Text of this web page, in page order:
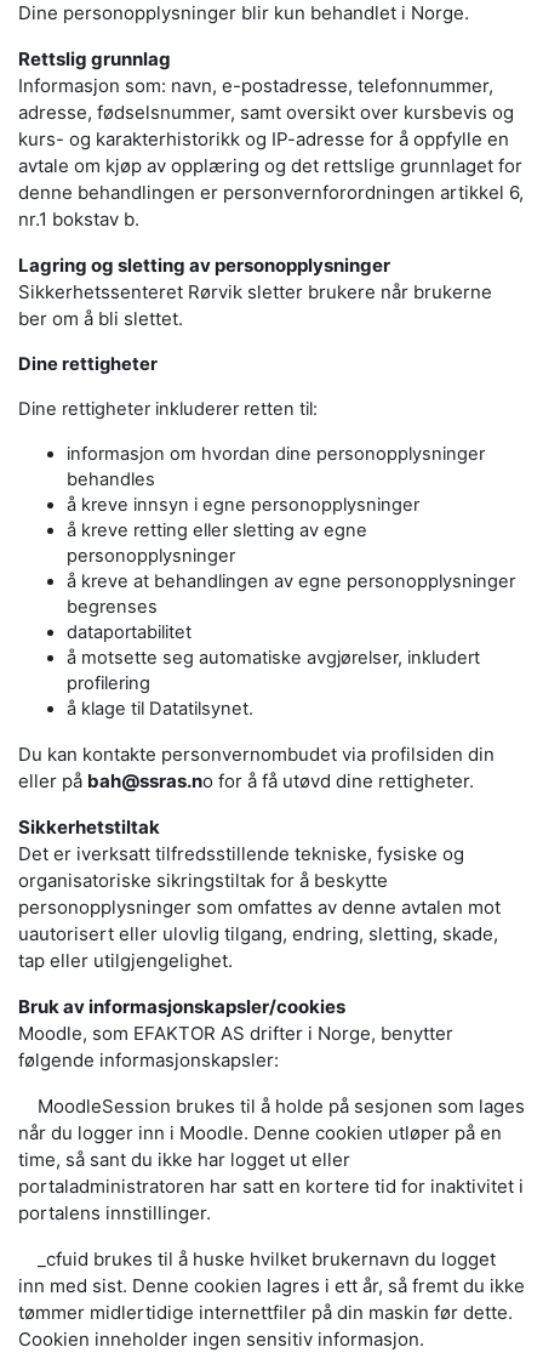
Dine personopplysninger blir kun behandlet i Norge.
Rettslig grunnlag
Informasjon som: navn, e-postadresse, telefonnummer,
adresse, fødselsnummer, samt oversikt over kursbevis og
kurs- og karakterhistorikk og IP-adresse for å oppfylle en
avtale om kjøp av opplæring og det rettslige grunnlaget for
denne behandlingen er personvernforordningen artikkel 6,
nr.1 bokstav b.
Lagring og sletting av personopplysninger
Sikkerhetssenteret Rørvik sletter brukere når brukerne
ber om å bli slettet.
Dine rettigheter
Dine rettigheter inkluderer retten til:
informasjon om hvordan dine personopplysninger
behandles
å kreve innsyn i egne personopplysninger
å kreve retting eller sletting av egne
personopplysninger
å kreve at behandlingen av egne personopplysninger
begrenses
dataportabilitet
å motsette seg automatiske avgjørelser, inkludert
profilering
å klage til Datatilsynet.
Du kan kontakte personvernombudet via profilsiden din
eller på bah@ssras.no for å få utøvd dine rettigheter.
Sikkerhetstiltak
Det er iverksatt tilfredsstillende tekniske, fysiske og
organisatoriske sikringstiltak for å beskytte
personopplysninger som omfattes av denne avtalen mot
uautorisert eller ulovlig tilgang, endring, sletting, skade,
tap eller utilgjengelighet.
Bruk av informasjonskapsler/cookies
Moodle, som EFAKTOR AS drifter i Norge, benytter
følgende informasjonskapsler:
MoodleSession brukes til å holde på sesjonen som lages
når du logger inn i Moodle. Denne cookien utløper på en
time, så sant du ikke har logget ut eller
portaladministratoren har satt en kortere tid for inaktivitet i
portalens innstillinger.
_cfuid brukes til å huske hvilket brukernavn du logget
inn med sist. Denne cookien lagres i ett år, så fremt du ikke
tømmer midlertidige internettfiler på din maskin før dette.
Cookien inneholder ingen sensitiv informasjon.